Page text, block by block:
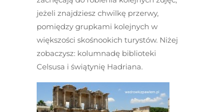
jeżeli znajdziesz chwilkę przerwy,
pomiędzy grupkami kolejnych w
większości skośnookich turystów. Niżej
zobaczysz: kolumnadę biblioteki
Celsusa i świątynię Hadriana.